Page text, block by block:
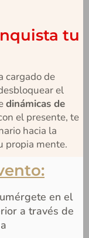
tu
cargado de
el
dinámicas de
el presente, te
hacia la
propia mente.
en el
a través de